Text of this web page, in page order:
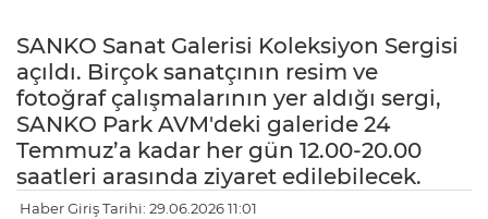
SANKO Sanat Galerisi Koleksiyon Sergisi
açıldı. Birçok sanatçının resim ve
fotoğraf çalışmalarının yer aldığı sergi,
SANKO Park AVM'deki galeride 24
Temmuz’a kadar her gün 12.00-20.00
saatleri arasında ziyaret edilebilecek.
Haber Giriş Tarihi: 29.06.2026 11:01